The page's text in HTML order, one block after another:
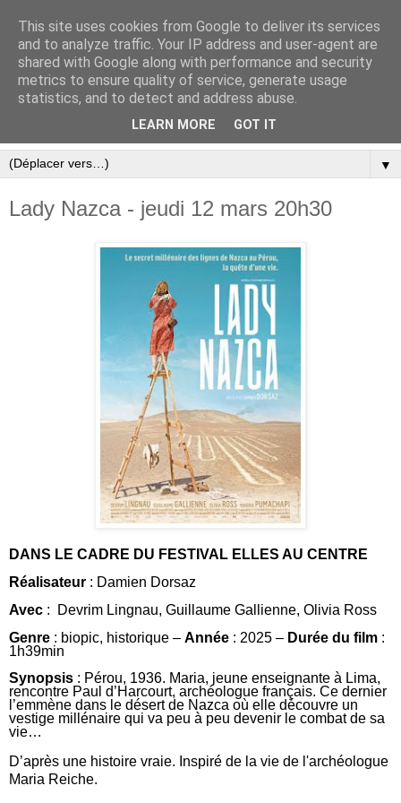
▼
Lady Nazca - jeudi 12 mars 20h30
DANS LE CADRE DU FESTIVAL ELLES AU CENTRE
Réalisateur : Damien Dorsaz
Avec : Devrim Lingnau, Guillaume Gallienne, Olivia Ross
Genre : biopic, historique – Année : 2025 – Durée du film :
1h39min
Synopsis : Pérou, 1936. Maria, jeune enseignante à Lima,
rencontre Paul d’Harcourt, archéologue français. Ce dernier
l’emmène dans le désert de Nazca où elle découvre un
vestige millénaire qui va peu à peu devenir le combat de sa
vie…
D’après une histoire vraie. Inspiré de la vie de l'archéologue
Maria Reiche.
This site uses cookies from Google to deliver its services
and to analyze traffic. Your IP address and user-agent are
shared with Google along with performance and security
metrics to ensure quality of service, generate usage
statistics, and to detect and address abuse.
LEARN MORE GOT IT